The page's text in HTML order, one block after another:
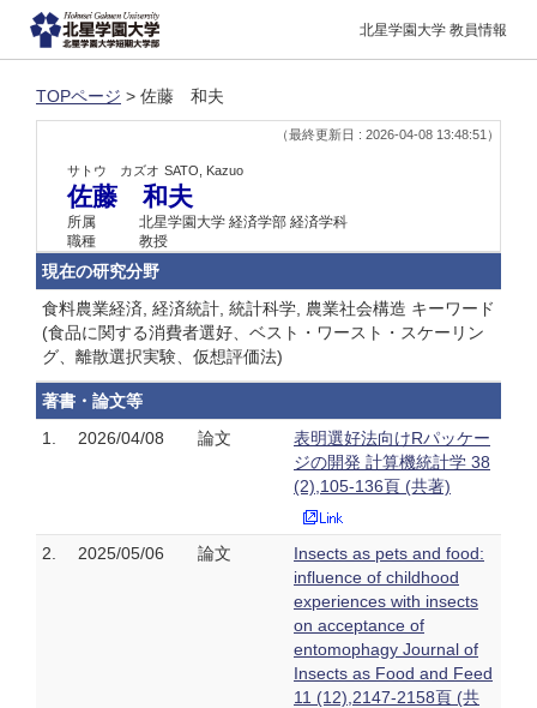
北星学園大学 教員情報
TOPページ > 佐藤 和夫
（最終更新日 : 2026-04-08 13:48:51）
サトウ カズオ SATO, Kazuo
佐藤 和夫
所属
北星学園大学 経済学部 経済学科
職種
教授
現在の研究分野
食料農業経済, 経済統計, 統計科学, 農業社会構造 キーワード
(食品に関する消費者選好、ベスト・ワースト・スケーリン
グ、離散選択実験、仮想評価法)
著書・論文等
1.
2026/04/08 論文
表明選好法向けRパッケー
ジの開発 計算機統計学 38
(2),105-136頁 (共著)
2. 2025/05/06 論文
Insects as pets and food:
influence of childhood
experiences with insects
on acceptance of
entomophagy Journal of
Insects as Food and Feed
11 (12),2147-2158頁 (共